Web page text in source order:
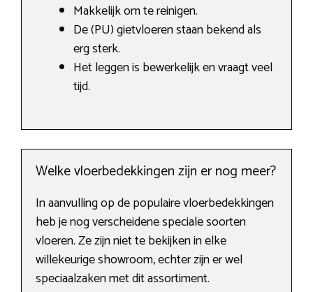
Makkelijk om te reinigen.
De (PU) gietvloeren staan bekend als
erg sterk.
Het leggen is bewerkelijk en vraagt veel
tijd.
Welke vloerbedekkingen zijn er nog meer?
In aanvulling op de populaire vloerbedekkingen
heb je nog verscheidene speciale soorten
vloeren. Ze zijn niet te bekijken in elke
willekeurige showroom, echter zijn er wel
speciaalzaken met dit assortiment.